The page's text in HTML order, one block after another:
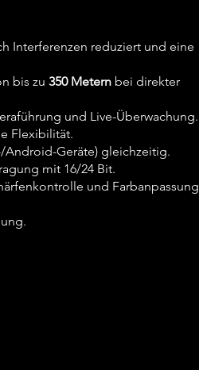
Interferenzen reduziert und eine
bis zu 350 Metern bei direkter
und Live-Überwachung.
Flexibilität.
Geräte) gleichzeitig.
mit 16/24 Bit.
und Farbanpassung